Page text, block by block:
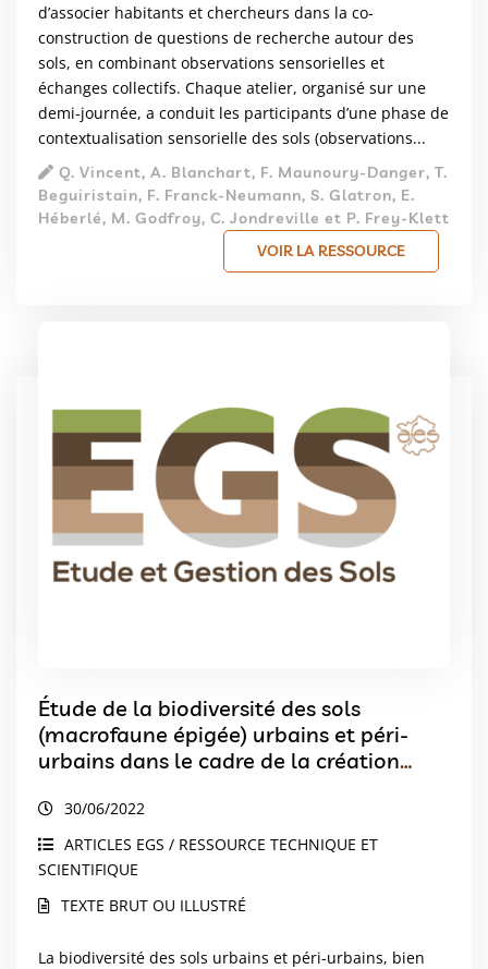
d’associer habitants et chercheurs dans la co-
construction de questions de recherche autour des
sols, en combinant observations sensorielles et
échanges collectifs. Chaque atelier, organisé sur une
demi-journée, a conduit les participants d’une phase de
contextualisation sensorielle des sols (observations...
Q. Vincent, A. Blanchart, F. Maunoury-Danger, T.
Beguiristain, F. Franck-Neumann, S. Glatron, E.
Héberlé, M. Godfroy, C. Jondreville et P. Frey-Klett
VOIR LA RESSOURCE
Étude de la biodiversité des sols
(macrofaune épigée) urbains et péri-
urbains dans le cadre de la création
30/06/2022
ARTICLES EGS / RESSOURCE TECHNIQUE ET
SCIENTIFIQUE
TEXTE BRUT OU ILLUSTRÉ
La biodiversité des sols urbains et péri-urbains, bien